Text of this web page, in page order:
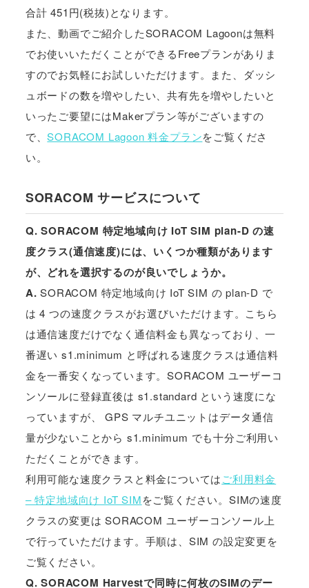
合計 451円(税抜)となります。
また、動画でご紹介したSORACOM Lagoonは無料
でお使いいただくことができるFreeプランがありま
すのでお気軽にお試しいただけます。また、ダッシ
ュボードの数を増やしたい、共有先を増やしたいと
いったご要望にはMakerプラン等がございますの
で、SORACOM Lagoon 料金プランをご覧くださ
い。
SORACOM サービスについて
Q. SORACOM 特定地域向け IoT SIM plan-D の速
度クラス(通信速度)には、いくつか種類があります
が、どれを選択するのが良いでしょうか。
A.SORACOM 特定地域向け IoT SIM の plan-D で
は 4 つの速度クラスがお選びいただけます。こちら
は通信速度だけでなく通信料金も異なっており、一
番遅い s1.minimum と呼ばれる速度クラスは通信料
金を一番安くなっています。SORACOM ユーザーコ
ンソールに登録直後は s1.standard という速度にな
っていますが、 GPS マルチユニットはデータ通信
量が少ないことから s1.minimum でも十分ご利用い
ただくことができます。
利用可能な速度クラスと料金についてはご利用料金
– 特定地域向け IoT SIMをご覧ください。SIMの速度
クラスの変更は SORACOM ユーザーコンソール上
で行っていただけます。手順は、SIM の設定変更を
ご覧ください。
Q. SORACOM Harvestで同時に何枚のSIMのデー